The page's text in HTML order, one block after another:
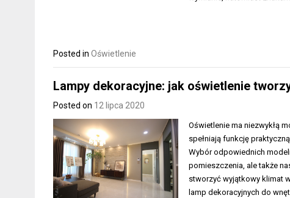
Posted in Oświetlenie
Lampy dekoracyjne: jak oświetlenie
Posted on 12 lipca 2020
Oświetlenie ma niezwykłą
spełniają funkcję
Wybór odpowiednich
pomieszczenia, ale także
stworzyć wyjątkowy klimat
lamp dekoracyjnych do